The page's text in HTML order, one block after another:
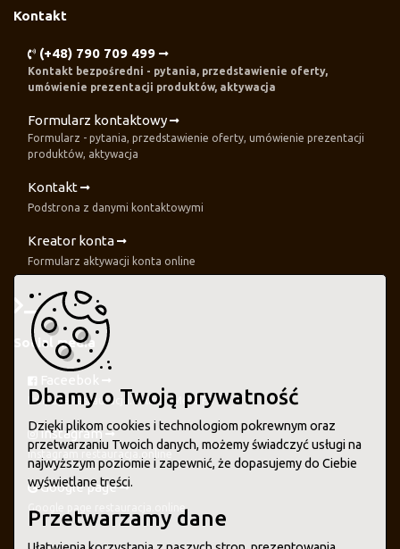
Kontakt
(+48) 790 709 499
Kontakt bezpośredni - pytania, przedstawienie oferty,
umówienie prezentacji produktów, aktywacja
Formularz kontaktowy
Formularz - pytania, przedstawienie oferty, umówienie prezentacji
produktów, aktywacja
Kontakt
Podstrona z danymi kontaktowymi
Kreator konta
Formularz aktywacji konta online
Social media
Faceebok
Fanpage restauracja.online - Meta FB
Instagram
Instagram restauracja.online
Google page
Google page restauracja.online
Dbamy o Twoją prywatność
Dzięki plikom cookies i technologiom pokrewnym oraz
przetwarzaniu Twoich danych, możemy świadczyć usługi na
najwyższym poziomie i zapewnić, że dopasujemy do Ciebie
wyświetlane treści.
Przetwarzamy dane